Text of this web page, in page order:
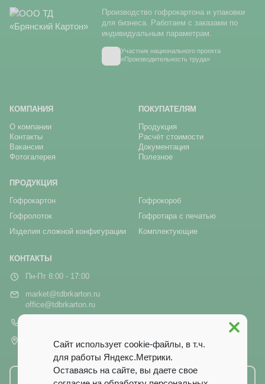
Производство гофрокартона и упаковки
для бизнеса. Работаем с заказами по
индивидуальным параметрам.
Участник национального проекта
«Производительность труда»
КОМПАНИЯ
О компании
Контакты
Вакансии
Фотогалерея
ПОКУПАТЕЛЯМ
Продукция
Расчёт стоимости
Документация
Полезное
ПРОДУКЦИЯ
Гофрокартон
Гофрокороб
Гофролоток
Гофротара с печатью
Изделия сложной конфигурации
Комплектующие
КОНТАКТЫ
Пн-Пт 8:00 - 17:00
market@tdbrkarton.ru
office@tdbrkarton.ru
г. Брянск, рп Белые Берега,
ул. Белобережская, 1А
Написать нам
Сайт использует cookie-файлы, в т.ч.
для работы Яндекс.Метрики.
Оставаясь на сайте, вы даете свое